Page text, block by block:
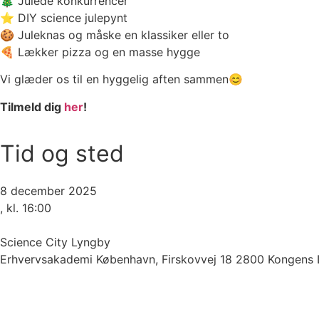
⭐ DIY science julepynt
🍪 Juleknas og måske en klassiker eller to
🍕 Lækker pizza og en masse hygge
Vi glæder os til en hyggelig aften sammen😊
Tilmeld dig her!
Tid og sted
8 december 2025
, kl. 16:00
Science City Lyngby
Erhvervsakademi København, Firskovvej 18 2800 Kongens